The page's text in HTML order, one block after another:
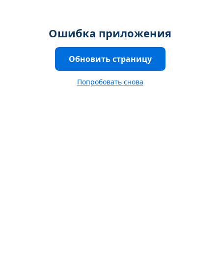
Ошибка приложения
Обновить страницу
Попробовать снова